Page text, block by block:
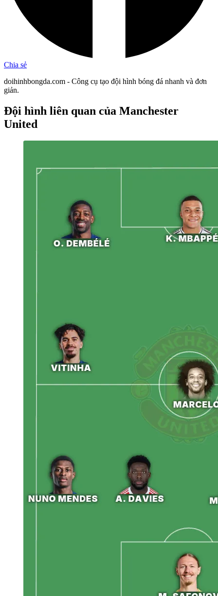
Chia sẻ
doihinhbongda.com - Công cụ tạo đội hình bóng đá nhanh và đơn
giản.
Đội hình liên quan của Manchester
United